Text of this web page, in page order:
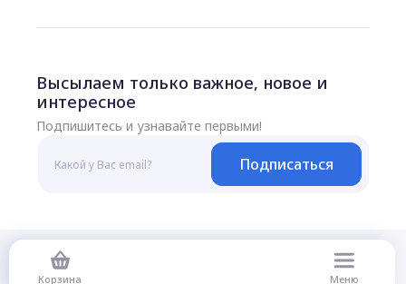
Корзина Меню
Высылаем только важное, новое и
интересное
Подпишитесь и узнавайте первыми!
Подписаться